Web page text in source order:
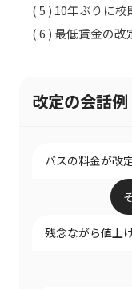
( 5 ) 10年ぶりに校
( 6 ) 最低賃金の改
改定の会話例
バスの料金が改
残念ながら値上